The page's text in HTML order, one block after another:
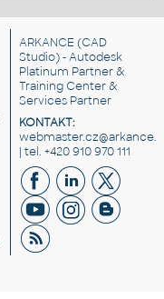
ARKANCE (CAD
Studio) - Autodesk
Platinum Partner &
Training Center &
Services Partner
KONTAKT:
| tel. +420 910 970 111